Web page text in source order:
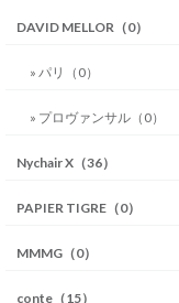
DAVID MELLOR（0）
» パリ（0）
» プロヴァンサル（0）
Nychair X（36）
PAPIER TIGRE（0）
MMMG（0）
conte（15）